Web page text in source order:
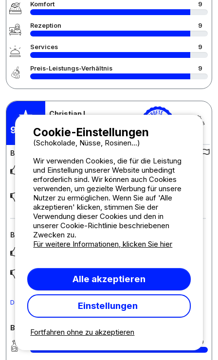
Komfort 9
Rezeption 9
Services 9
Preis-Leistungs-Verhältnis 9
9,38 /10
Christian L.
pro Aufenthalt : 20/06/2026 -
04/07/2026
Bewertung des Campingplatzes :
Le camping est bien situé quant au commerces et les plages.
Les hôtes sont très serviables, disponib ... Mehr lesen
Au vu des évènements climatiques, peut-être prévoir un plan
de climatisation des mobiles homes sacha ... Mehr lesen
Bewertung der Unterkunft : Mobilheim CONFORT
Ras
Den Kommentar in Deutsch übersetzen
Bewertungen des Campingplatzes im Detail
10
Fortfahren ohne zu akzeptieren
Cookie-Einstellungen
(Schokolade, Nüsse, Rosinen...)
Wir verwenden Cookies, die für die Leistung
und Einstellung unserer Website unbedingt
erforderlich sind. Wir können auch Cookies
verwenden, um gezielte Werbung für unsere
Nutzer zu ermöglichen. Wenn Sie auf 'Alle
akzeptieren' klicken, stimmen Sie der
Verwendung dieser Cookies und den in
unserer Cookie-Richtlinie beschriebenen
Zwecken zu.
Für weitere Informationen, klicken Sie hier
Alle akzeptieren
Einstellungen